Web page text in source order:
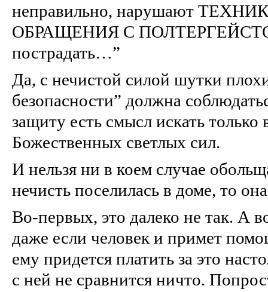
неправильно, нарушают
ОБРАЩЕНИЯ С
пострадать…”
Да, с нечистой силой шутки
безопасности” должна
защиту есть смысл искать
Божественных светлых сил.
И нельзя ни в коем случае
нечисть поселилась в доме, то
Во‑первых, это далеко не так. А
даже если человек и примет
ему придется платить за это
с ней не сравнится ничто.